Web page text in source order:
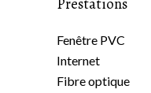
Fenêtre PVC
Internet
Fibre optique